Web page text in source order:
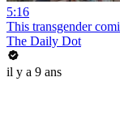
5:16
This transgender
The Daily Dot
il y a 9 ans